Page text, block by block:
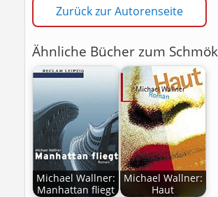
Zurück zur Autorenseite
Ähnliche Bücher zum
Michael Wallner:
Manhattan fliegt
Michael Wallner:
Haut